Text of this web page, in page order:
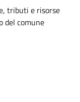
tributi e risorse
del comune